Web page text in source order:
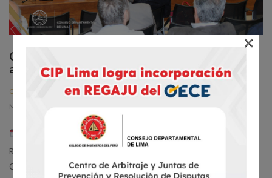
Conversatorio: Responsabilidad civil y penal de
adjudicadores | 14 de mayo
CENTRO DE ARBITRAJE ,CONFERENCIAS, CURSOS,NOTICIAS
MAYO DE 2025
El miércoles 14 de mayo, se llevó a cabo con éxito el Conversatorio:
Responsabilidad civil y penal de adjudicadores, organizado por el
Centro de Arbitraje y Resolución de Disputas (CARD) del Consejo
×